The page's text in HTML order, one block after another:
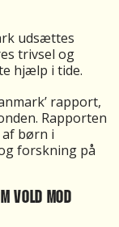
udsættes
trivsel og
hjælp i tide.
rapport,
Rapporten
børn i
forskning på
VOLD MOD